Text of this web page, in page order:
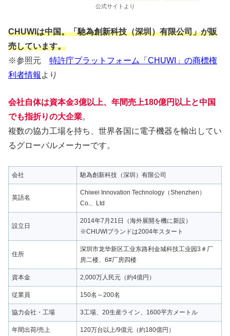
公式サイトより
CHUWIは中国。「馳為創新科技（深圳）有限公司」が販
売しています。
※参照元 特許庁プラットフォーム「CHUWI」の商標権
利者情報 より
会社自体は資本金3億以上、年間売上180億円以上と中国
でも指折りの大企業。
複数の協力工場を持ち、世界各国に電子機器を輸出してい
るグローバルメーカーです。
会社 馳為創新科技（深圳）有限公司
英語名
Chiwei Innovation Technology（Shenzhen）
Co.、Ltd
設立日
2014年7月21日（海外展開を機に新設）
※CHUWIブランドは2004年スタート
住所
深圳市龙华新区工业东路利金城科技工业园3＃厂
房二楼、6#厂房四楼
資本金 2,000万人民元（約4億円）
従業員 150名～200名
協力会社・工場 3工場、20生産ライン、1600平方メートル
年間出荷/売上 120万台以上/9億元（約180億円）